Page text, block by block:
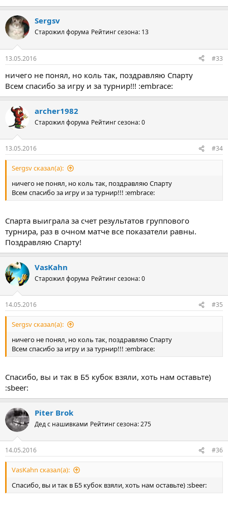
Sergsv
Старожил форума Рейтинг сезона: 13
13.05.2016 #33
ничего не понял, но коль так, поздравляю Спарту
Всем спасибо за игру и за турнир!!! :embrace:
archer1982
Старожил форума Рейтинг сезона: 0
13.05.2016 #34
Sergsv сказал(а):
ничего не понял, но коль так, поздравляю Спарту
Всем спасибо за игру и за турнир!!! :embrace:
Спарта выиграла за счет результатов группового
турнира, раз в очном матче все показатели равны.
Поздравляю Спарту!
VasKahn
Старожил форума Рейтинг сезона: 0
14.05.2016 #35
Sergsv сказал(а):
ничего не понял, но коль так, поздравляю Спарту
Всем спасибо за игру и за турнир!!! :embrace:
Спасибо, вы и так в Б5 кубок взяли, хоть нам оставьте)
:sbeer:
Piter Brok
Дед с нашивками Рейтинг сезона: 275
14.05.2016 #36
VasKahn сказал(а):
Спасибо, вы и так в Б5 кубок взяли, хоть нам оставьте) :sbeer: